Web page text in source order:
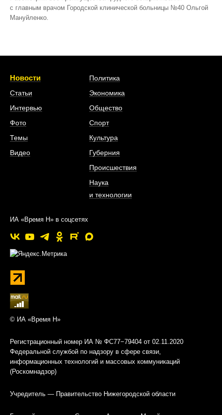
с главным врачом Городской клинической больницы №40 Ольгой
Мануйленко.
Новости
Статьи
Интервью
Фото
Темы
Видео
Политика
Экономика
Общество
Спорт
Культура
Губерния
Происшествия
Наука
и технологии
ИА «Время Н» в соцсетях
© ИА «Время Н»
Регистрационный номер ИА № ФС77−79404 от 02.11.2020
Федеральной службой по надзору в сфере связи,
информационных технологий и массовых коммуникаций
(Роскомнадзор)
Учредитель — Правительство Нижегородской области